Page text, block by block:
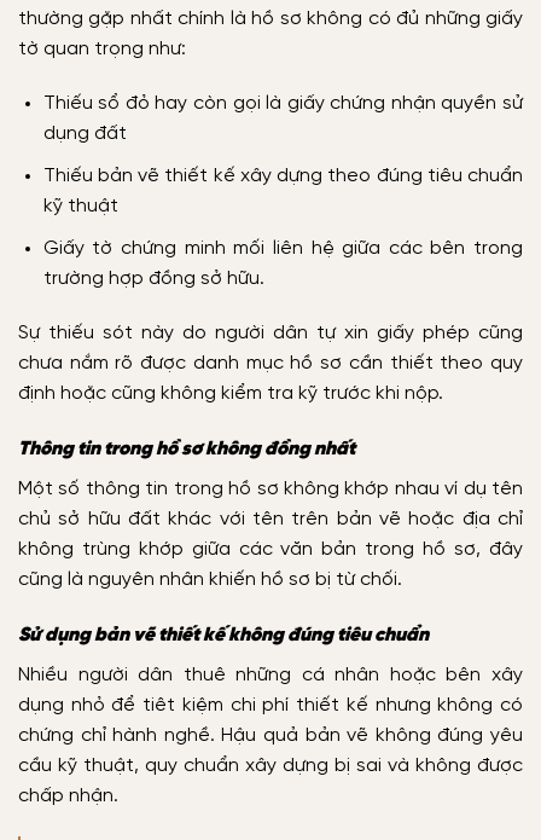
thường gặp nhất chính là hồ sơ không có đủ những giấy
tờ quan trọng như:
Thiếu sổ đỏ hay còn gọi là giấy chứng nhận quyền sử
dụng đất
Thiếu bản vẽ thiết kế xây dựng theo đúng tiêu chuẩn
kỹ thuật
Giấy tờ chứng minh mối liên hệ giữa các bên trong
trường hợp đồng sở hữu.
Sự thiếu sót này do người dân tự xin giấy phép cũng
chưa nắm rõ được danh mục hồ sơ cần thiết theo quy
định hoặc cũng không kiểm tra kỹ trước khi nộp.
Thông tin trong hồ sơ không đồng nhất
Một số thông tin trong hồ sơ không khớp nhau ví dụ tên
chủ sở hữu đất khác với tên trên bản vẽ hoặc địa chỉ
không trùng khớp giữa các văn bản trong hồ sơ, đây
cũng là nguyên nhân khiến hồ sơ bị từ chối.
Sử dụng bản vẽ thiết kế không đúng tiêu chuẩn
Nhiều người dân thuê những cá nhân hoặc bên xây
dụng nhỏ để tiêt kiệm chi phí thiết kế nhưng không có
chứng chỉ hành nghề. Hậu quả bản vẽ không đúng yêu
cầu kỹ thuật, quy chuẩn xây dựng bị sai và không được
chấp nhận.